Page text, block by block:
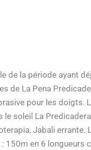
de la période ayant
de La Pena
pour les doigts.
soleil La
Jabali
en 6 longueurs